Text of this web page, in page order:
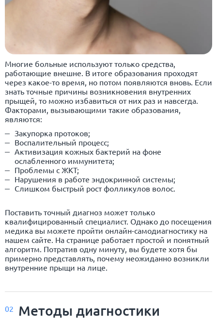
Многие больные используют только средства,
работающие внешне. В итоге образования проходят
через какое-то время, но потом появляются вновь. Если
знать точные причины возникновения внутренних
прыщей, то можно избавиться от них раз и навсегда.
Факторами, вызывающими такие образования,
являются:
Закупорка протоков;
Воспалительный процесс;
Активизация кожных бактерий на фоне
ослабленного иммунитета;
Проблемы с ЖКТ;
Нарушения в работе эндокринной системы;
Слишком быстрый рост фолликулов волос.
Поставить точный диагноз может только
квалифицированный специалист. Однако до посещения
медика вы можете пройти онлайн-самодиагностику на
нашем сайте. На странице работает простой и понятный
алгоритм. Потратив одну минуту, вы будете хотя бы
примерно представлять, почему неожиданно возникли
внутренние прыщи на лице.
02 Методы диагностики